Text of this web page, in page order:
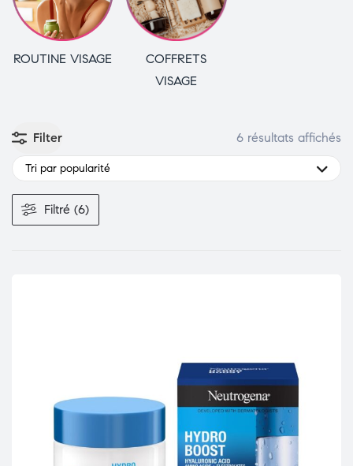
ROUTINE VISAGE
COFFRETS
VISAGE
Filter 6 résultats affichés
Tri par popularité
Filtré (6)